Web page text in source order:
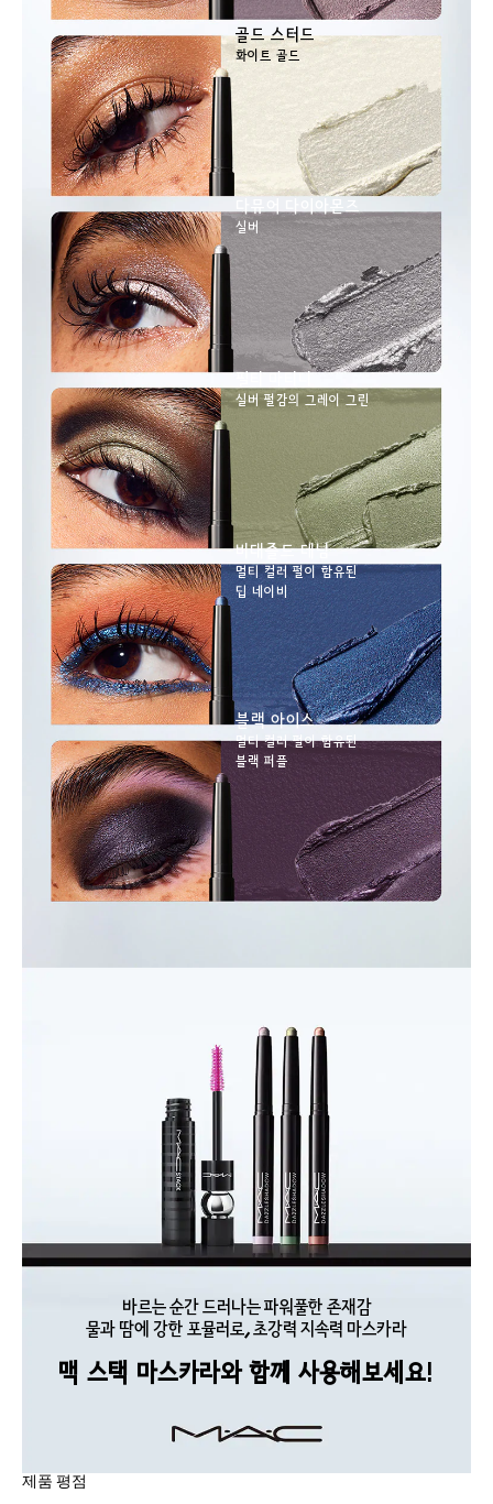
골드 스터드
화이트 골드
다뮤어 다이아몬즈
실버
실버 펄감의 그레이 그린
비대즐드 데님
멀티 컬러 펄이 함유된
딥 네이비
블랙 아이스
멀티 컬러 펄이 함유된
블랙 퍼플
바르는 순간 드러나는 파워풀한 존재감
물과 땀에 강한 포뮬러로, 초강력 지속력 마스카라
맥 스택 마스카라와 함께 사용해보세요!
제품 평점